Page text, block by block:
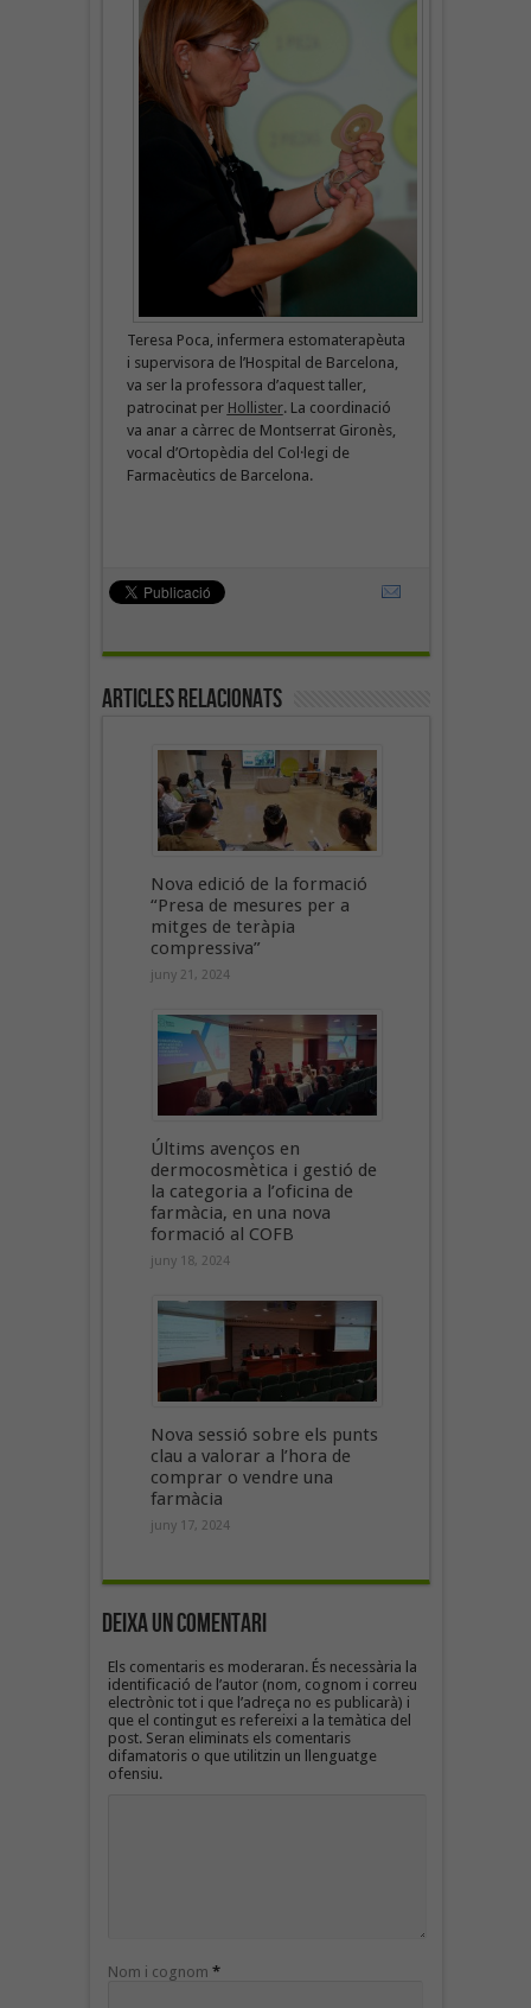
Teresa Poca, infermera estomaterapèuta
i supervisora de l’Hospital de Barcelona,
va ser la professora d’aquest taller,
patrocinat per Hollister. La coordinació
va anar a càrrec de Montserrat Gironès,
vocal d’Ortopèdia del Col·legi de
Farmacèutics de Barcelona.
Articles Relacionats
Nova edició de la formació
“Presa de mesures per a
mitges de teràpia
compressiva”
juny 21, 2024
Últims avenços en
dermocosmètica i gestió de
la categoria a l’oficina de
farmàcia, en una nova
formació al COFB
juny 18, 2024
Nova sessió sobre els punts
clau a valorar a l’hora de
comprar o vendre una
farmàcia
juny 17, 2024
Deixa un Comentari
Els comentaris es moderaran. És necessària la
identificació de l’autor (nom, cognom i correu
electrònic tot i que l’adreça no es publicarà) i
que el contingut es refereixi a la temàtica del
post. Seran eliminats els comentaris
difamatoris o que utilitzin un llenguatge
ofensiu.
Nom i cognom *